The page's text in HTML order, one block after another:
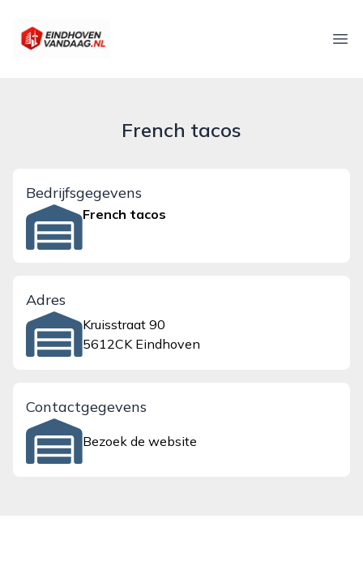
eindhovenvandaag.nl
French tacos
Bedrijfsgegevens
French tacos
Adres
Kruisstraat 90
5612CK Eindhoven
Contactgegevens
Bezoek de website